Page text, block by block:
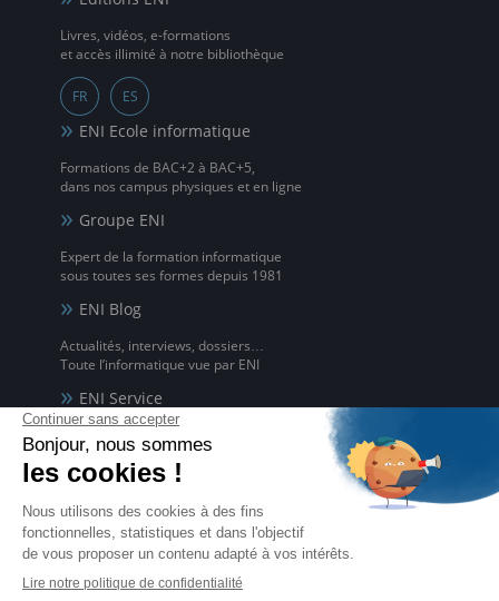
Livres, vidéos, e-formations
et accès illimité à notre bibliothèque
FR ES
ENI Ecole informatique
Formations de BAC+2 à BAC+5,
dans nos campus physiques et en ligne
Groupe ENI
Expert de la formation informatique
sous toutes ses formes depuis 1981
ENI Blog
Actualités, interviews, dossiers…
Toute l’informatique vue par ENI
ENI Service
Formations avec formateur à l'informatique,
à distance ou en présentiel
ENI elearning
La solution de formation à l'informatique en ligne,
disponible en 5 langues
Certifications ENI